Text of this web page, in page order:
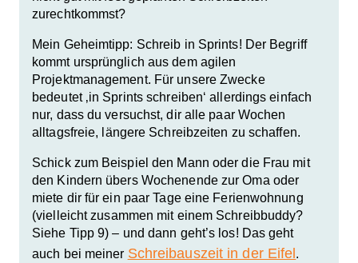
zurechtkommst?
Mein Geheimtipp: Schreib in Sprints! Der Begriff
kommt ursprünglich aus dem agilen
Projektmanagement. Für unsere Zwecke
bedeutet ‚in Sprints schreiben‘ allerdings einfach
nur, dass du versuchst, dir alle paar Wochen
alltagsfreie, längere Schreibzeiten zu schaffen.
Schick zum Beispiel den Mann oder die Frau mit
den Kindern übers Wochenende zur Oma oder
miete dir für ein paar Tage eine Ferienwohnung
(vielleicht zusammen mit einem Schreibbuddy?
Siehe Tipp 9) – und dann geht’s los! Das geht
auch bei meiner Schreibauszeit in der Eifel .